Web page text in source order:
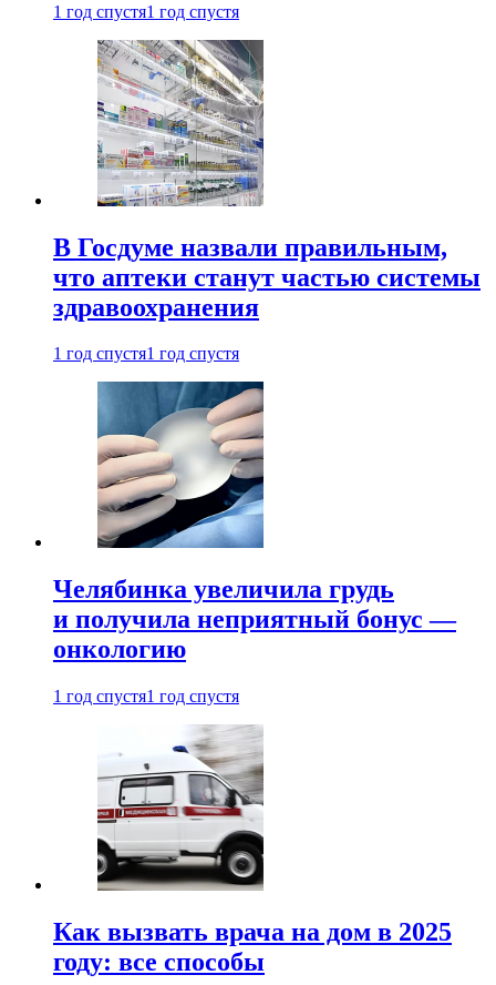
1 год спустя1 год спустя
В Госдуме назвали правильным,
что аптеки станут частью системы
здравоохранения
1 год спустя1 год спустя
Челябинка увеличила грудь
и получила неприятный бонус —
онкологию
1 год спустя1 год спустя
Как вызвать врача на дом в 2025
году: все способы